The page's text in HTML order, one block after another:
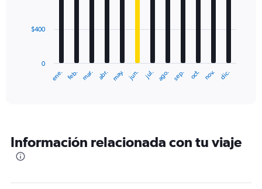
The
categories.
The
ene. feb. mar. abr. may. jun. jul. ago. sep. oct. nov. dic.
0
$400
Información relacionada con tu viaje